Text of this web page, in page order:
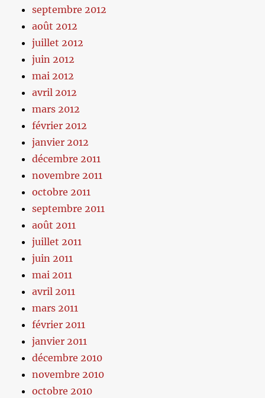
septembre 2012
août 2012
juillet 2012
juin 2012
mai 2012
avril 2012
mars 2012
février 2012
janvier 2012
décembre 2011
novembre 2011
octobre 2011
septembre 2011
août 2011
juillet 2011
juin 2011
mai 2011
avril 2011
mars 2011
février 2011
janvier 2011
décembre 2010
novembre 2010
octobre 2010